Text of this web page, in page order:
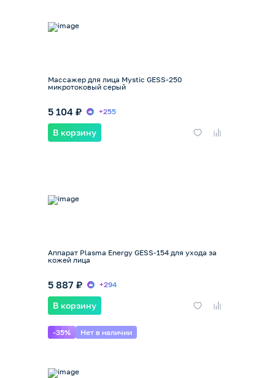
Массажер для лица Mystic GESS-250
микротоковый серый
5 104 ₽ +255
В корзину
Аппарат Plasma Energy GESS-154 для ухода за
кожей лица
5 887 ₽ +294
В корзину
-35% Нет в наличии